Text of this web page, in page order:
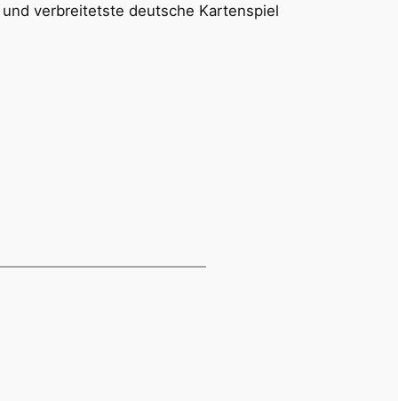
verbreitetste deutsche Kartenspiel